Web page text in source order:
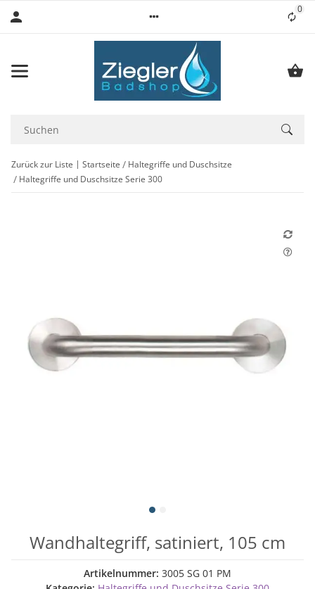
0
Zurück zur Liste Startseite
Haltegriffe und Duschsitze
Haltegriffe und Duschsitze Serie 300
Wandhaltegriff, satiniert, 105 cm
Artikelnummer: 3005 SG 01 PM